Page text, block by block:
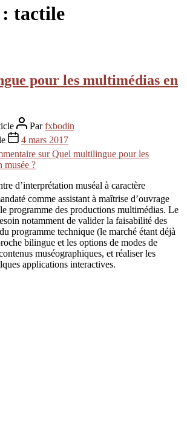
tactile
pour les multimédias en
Parfxbodin
4 mars 2017
sur Quel multilingue pour les
musée ?
d’interprétation muséal à caractère
comme assistant à maîtrise d’ouvrage
programme des productions multimédias. Le
notamment de valider la faisabilité des
programme technique (le marché étant déjà
bilingue et les options de modes de
muséographiques, et réaliser les
applications interactives.